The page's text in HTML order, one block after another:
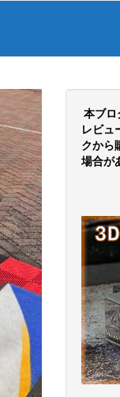
本ブ
レビュ
クから
場合が